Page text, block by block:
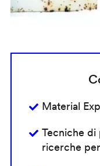
Material
Tecniche
ricerche